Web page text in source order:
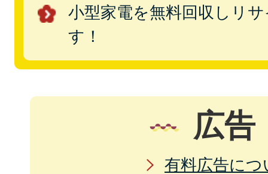
小型家電を無料回収しリ
す！
広告
有料広告につ